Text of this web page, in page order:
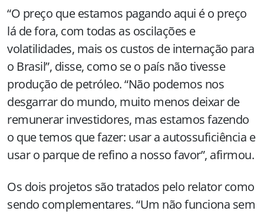
“O preço que estamos pagando aqui é o preço
lá de fora, com todas as oscilações e
volatilidades, mais os custos de internação para
o Brasil”, disse, como se o país não tivesse
produção de petróleo. “Não podemos nos
desgarrar do mundo, muito menos deixar de
remunerar investidores, mas estamos fazendo
o que temos que fazer: usar a autossuficiência e
usar o parque de refino a nosso favor”, afirmou.
Os dois projetos são tratados pelo relator como
sendo complementares. “Um não funciona sem